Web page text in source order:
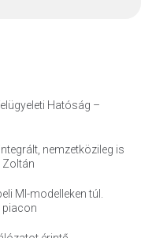
Hatóság –
nemzetközileg is
Zoltán
MI-modelleken túl.
piacon